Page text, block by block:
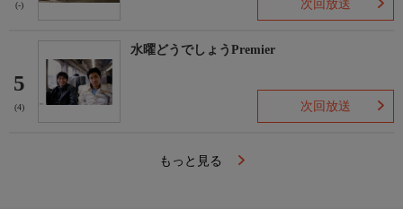
(-) 次回放送
5
(4)
水曜どうでしょうPremier
次回放送
もっと見る